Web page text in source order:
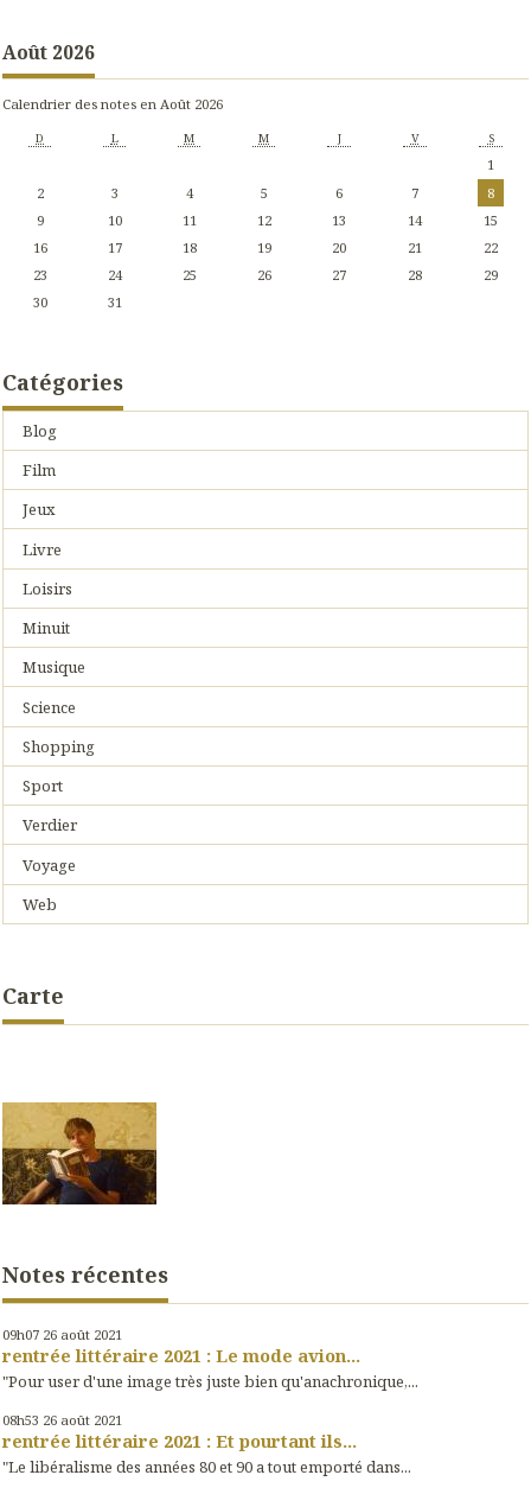
Août 2026
Calendrier des notes en Août 2026
D L M M J V S
1
2
3 4 5 6 7
8
9
10 11 12 13 14
15
16
17 18 19 20 21
22
23
24 25 26 27 28
29
30
31
Catégories
Blog
Film
Jeux
Livre
Loisirs
Minuit
Musique
Science
Shopping
Sport
Verdier
Voyage
Web
Carte
Notes récentes
09h07 26 août 2021
rentrée littéraire 2021 : Le mode avion...
"Pour user d'une image très juste bien qu'anachronique,...
08h53 26 août 2021
rentrée littéraire 2021 : Et pourtant ils...
"Le libéralisme des années 80 et 90 a tout emporté dans...